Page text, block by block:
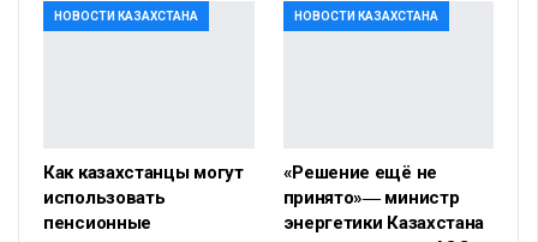
НОВОСТИ КАЗАХСТАНА
Как казахстанцы могут
использовать
пенсионные
НОВОСТИ КАЗАХСТАНА
«Решение ещё не
принято»― министр
энергетики Казахстана